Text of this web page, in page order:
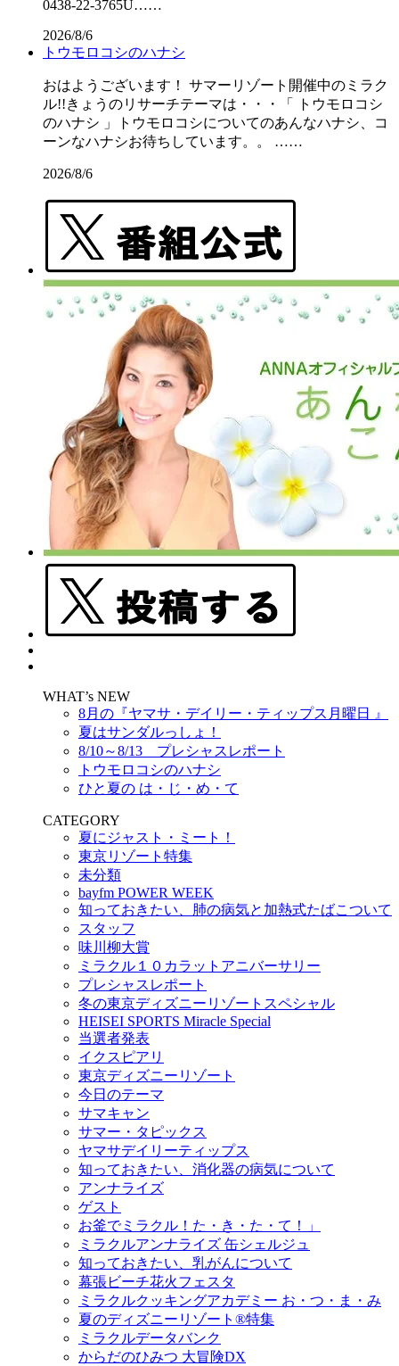
0438-22-3765U……
2026/8/6
トウモロコシのハナシ
おはようございます！ サマーリゾート開催中のミラク
ル!!きょうのリサーチテーマは・・・「 トウモロコシ
のハナシ 」トウモロコシについてのあんなハナシ、コ
ーンなハナシお待ちしています。。 ……
2026/8/6
WHAT’s NEW
8月の『ヤマサ・デイリー・ティップス月曜日 』
夏はサンダルっしょ！
8/10～8/13 プレシャスレポート
トウモロコシのハナシ
ひと夏の は・じ・め・て
CATEGORY
夏にジャスト・ミート！
東京リゾート特集
未分類
bayfm POWER WEEK
知っておきたい、肺の病気と加熱式たばこついて
スタッフ
味川柳大賞
ミラクル１０カラットアニバーサリー
プレシャスレポート
冬の東京ディズニーリゾートスペシャル
HEISEI SPORTS Miracle Special
当選者発表
イクスピアリ
東京ディズニーリゾート
今日のテーマ
サマキャン
サマー・タピックス
ヤマサデイリーティップス
知っておきたい、消化器の病気について
アンナライズ
ゲスト
お釜でミラクル！た・き・た・て！」
ミラクルアンナライズ 缶シェルジュ
知っておきたい、乳がんについて
幕張ビーチ花火フェスタ
ミラクルクッキングアカデミー お・つ・ま・み
夏のディズニーリゾート®特集
ミラクルデータバンク
からだのひみつ 大冒険DX